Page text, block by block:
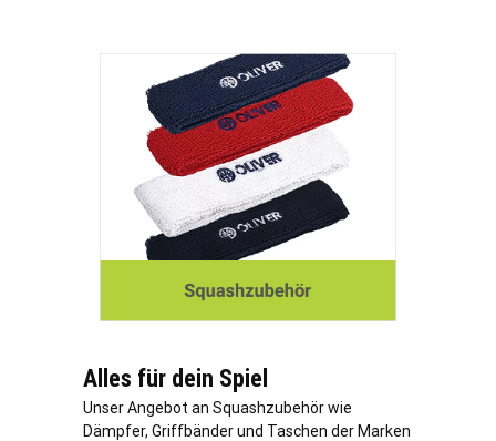
Alles für dein Spiel
Unser Angebot an Squashzubehör wie
Dämpfer, Griffbänder und Taschen der Marken